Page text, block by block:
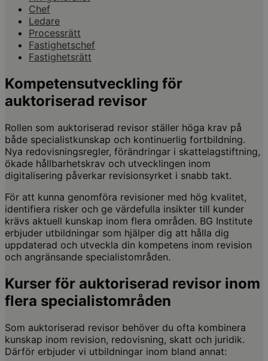
Chef
Ledare
Processrätt
Fastighetschef
Fastighetsrätt
Kompetensutveckling för
auktoriserad revisor
Rollen som auktoriserad revisor ställer höga krav på
både specialistkunskap och kontinuerlig fortbildning.
Nya redovisningsregler, förändringar i skattelagstiftning,
ökade hållbarhetskrav och utvecklingen inom
digitalisering påverkar revisionsyrket i snabb takt.
För att kunna genomföra revisioner med hög kvalitet,
identifiera risker och ge värdefulla insikter till kunder
krävs aktuell kunskap inom flera områden. BG Institute
erbjuder utbildningar som hjälper dig att hålla dig
uppdaterad och utveckla din kompetens inom revision
och angränsande specialistområden.
Kurser för auktoriserad revisor inom
flera specialistområden
Som auktoriserad revisor behöver du ofta kombinera
kunskap inom revision, redovisning, skatt och juridik.
Därför erbjuder vi utbildningar inom bland annat: